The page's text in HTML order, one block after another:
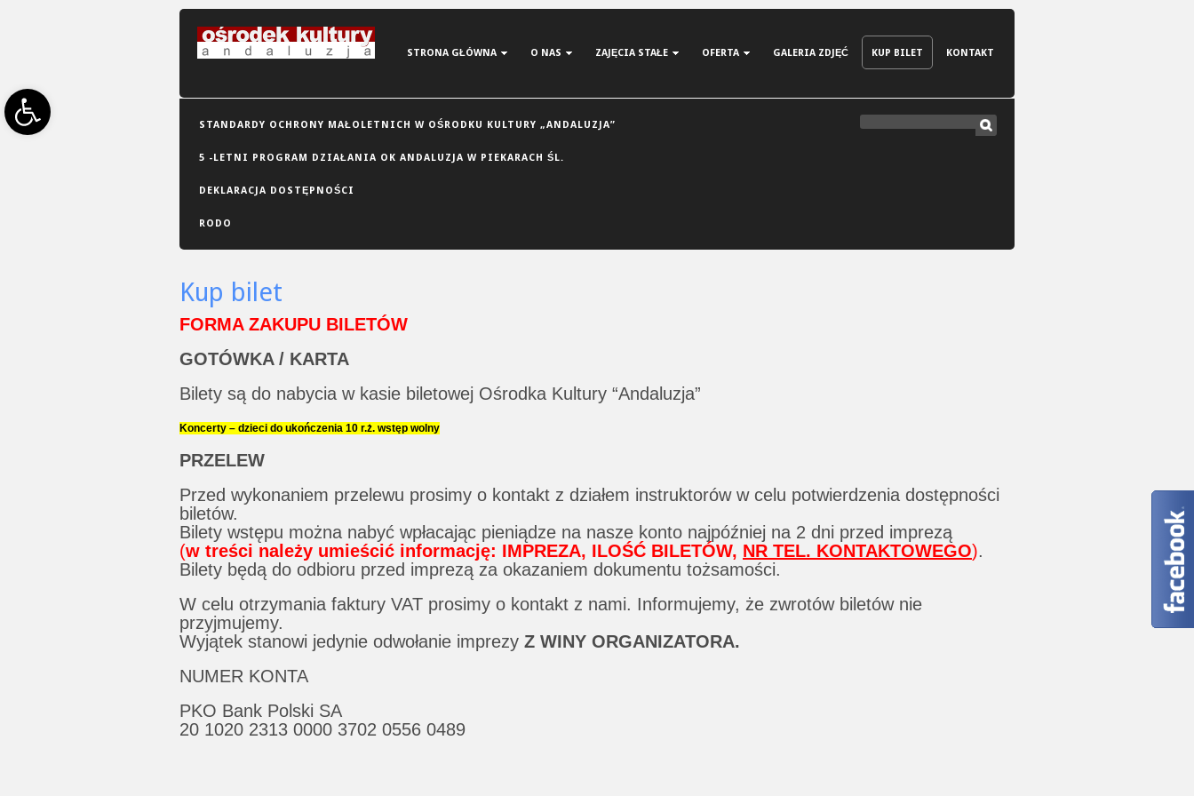
Open toolbar
STRONA GŁÓWNA O NAS ZAJĘCIA STAŁE OFERTA GALERIA ZDJĘĆ KUP BILET KONTAKT
STANDARDY OCHRONY MAŁOLETNICH W OŚRODKU KULTURY „ANDALUZJA”
5 -LETNI PROGRAM DZIAŁANIA OK ANDALUZJA W PIEKARACH ŚL.
DEKLARACJA DOSTĘPNOŚCI
RODO
Kup bilet
FORMA ZAKUPU BILETÓW
GOTÓWKA / KARTA
Bilety są do nabycia w kasie biletowej Ośrodka Kultury “Andaluzja”
Koncerty – dzieci do ukończenia 10 r.ż. wstęp wolny
PRZELEW
Przed wykonaniem przelewu prosimy o kontakt z działem instruktorów w celu potwierdzenia dostępności
biletów.
Bilety wstępu można nabyć wpłacając pieniądze na nasze konto najpóźniej na 2 dni przed imprezą
(w treści należy umieścić informację: IMPREZA, ILOŚĆ BILETÓW, NR TEL. KONTAKTOWEGO).
Bilety będą do odbioru przed imprezą za okazaniem dokumentu tożsamości.
W celu otrzymania faktury VAT prosimy o kontakt z nami. Informujemy, że zwrotów biletów nie
przyjmujemy.
Wyjątek stanowi jedynie odwołanie imprezy Z WINY ORGANIZATORA.
NUMER KONTA
PKO Bank Polski SA
20 1020 2313 0000 3702 0556 0489